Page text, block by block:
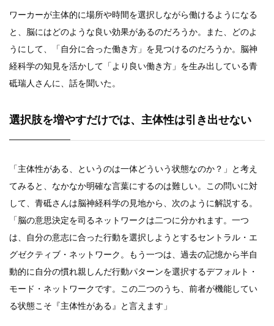
ワーカーが主体的に場所や時間を選択しながら働けるようになる
と、脳にはどのような良い効果があるのだろうか。また、どのよ
うにして、「自分に合った働き方」を見つけるのだろうか。脳神
経科学の知見を活かして「より良い働き方」を生み出している青
砥瑞人さんに、話を聞いた。
選択肢を増やすだけでは、主体性は引き出せない
「主体性がある、というのは一体どういう状態なのか？」と考え
てみると、なかなか明確な言葉にするのは難しい。この問いに対
して、青砥さんは脳神経科学の見地から、次のように解説する。
「脳の意思決定を司るネットワークは二つに分かれます。一つ
は、自分の意志に合った行動を選択しようとするセントラル・エ
グゼクティブ・ネットワーク。もう一つは、過去の記憶から半自
動的に自分の慣れ親しんだ行動パターンを選択するデフォルト・
モード・ネットワークです。この二つのうち、前者が機能してい
る状態こそ『主体性がある』と言えます」